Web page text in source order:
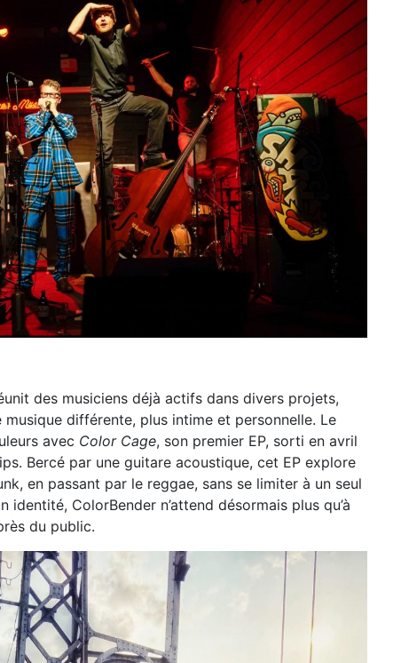
des musiciens déjà actifs dans divers projets,
musique différente, plus intime et personnelle. Le
avec Color Cage, son premier EP, sorti en avril
Bercé par une guitare acoustique, cet EP explore
en passant par le reggae, sans se limiter à un seul
identité, ColorBender n’attend désormais plus qu’à
du public.